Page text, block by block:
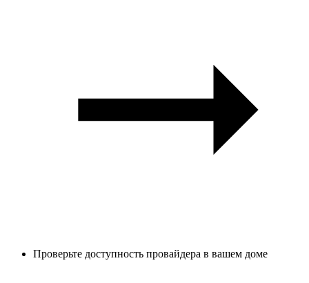
Проверьте доступность провайдера в вашем доме